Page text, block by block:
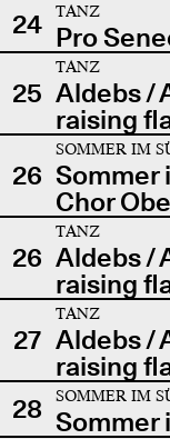
24
TANZ
Pro
25
TANZ
Aldebs /
raising
26
SOMMER IM
Sommer
Chor
26
TANZ
Aldebs /
raising
27
TANZ
Aldebs /
raising
28
SOMMER IM
Sommer